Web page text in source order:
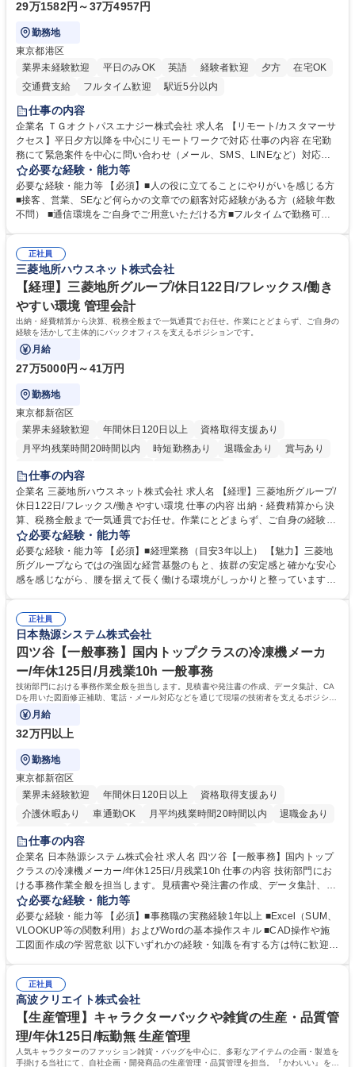
29万1582円～37万4957円
勤務地
東京都港区
業界未経験歓迎
平日のみOK 英語 経験者歓迎 夕方
在宅OK
交通費支給
フルタイム歓迎 駅近5分以内
仕事の内容
企業名 ＴＧオクトパスエナジー株式会社 求人名 【リモート/カスタマーサ
クセス】平日夕方以降を中心にリモートワークで対応 仕事の内容 在宅勤
務にて緊急案件を中心に問い合わせ（メール、SMS、LINEなど）対応、
契約開始手続き処理などを行なっていただきます。カスタマーサクセス
（Digiops：デジオプス）と運用構築の業務となります。 ■お問い合わせ
対応業務全般（システム入力、契約手続き含む） ■デジタルコミュニケー
ションツール（メール、SMS、LINE等）を使用 ■お客様のニーズに応じた
添ってサービス提供できることが魅力 募集職種 【リモート/カスタマーサ
クセス】平日夕方以降を中心にリモートワークで対応
必要な経験・能力等
必要な経験・能力等 【必須】■人の役に立てることにやりがいを感じる方
■接客、営業、SEなど何らかの文章での顧客対応経験がある方（経験年数
不問） ■通信環境をご自身でご用意いただける方■フルタイムで勤務可能
境に貢献したい■改善提案や改善アクション等新しいことに意欲がある方
【英語（語学力）】■翻訳ツールを用い英語でコミュニケーションをとる
ことに抵抗がない方■英語は話せなくても問題はありませんが、英語が話
せますと、よりチャンスが広がります。※日本語がネイティブレベル必須
学歴・資格 学歴：大学院 大学 高専 短大 専修学校 高校 語学力： 資格：
正社員
三菱地所ハウスネット株式会社
【経理】三菱地所グループ/休日122日/フレックス/働き
やすい環境 管理会計
出納・経費精算から決算、税務全般まで一気通貫でお任せ。作業にとどまらず、ご自身の
経験を活かして主体的にバックオフィスを支えるポジションです。
月給
27万5000円～41万円
勤務地
東京都新宿区
業界未経験歓迎
年間休日120日以上
資格取得支援あり
月平均残業時間20時間以内
時短勤務あり 退職金あり
賞与あり
完全週休2日制
仕事の内容
企業名 三菱地所ハウスネット株式会社 求人名 【経理】三菱地所グループ/
休日122日/フレックス/働きやすい環境 仕事の内容 出納・経費精算から決
算、税務全般まで一気通貫でお任せ。作業にとどまらず、ご自身の経験を
活かして主体的にバックオフィスを支えるポジションです。 経理業務全般
をお任せします。 ■出納業務（日々の入出金、経費精算業務） ■管理会
計・税務（月次実績資料作成、四半期決算、税務全般など） 募集職種
【経理】三菱地所グループ/休日122日/フレックス/働きやすい環境
必要な経験・能力等
必要な経験・能力等 【必須】■経理業務（目安3年以上） 【魅力】三菱地
所グループならではの強固な経営基盤のもと、抜群の安定感と確かな安心
感を感じながら、腰を据えて長く働ける環境がしっかりと整っています。
暇の取得はもちろん、日々のプライベートの時間も十分に確保できるよ
う、職場環境が整備されています。 「これまでの経理経験を活かしつつ、
仕事も私生活も両立させたい」という方におすすめです。 学歴・資格 学
歴：大学院 大学 高専 短大 専修学校 高校 語学力： 資格：日商簿記検定3
級
正社員
日本熱源システム株式会社
四ツ谷【一般事務】国内トップクラスの冷凍機メーカ
ー/年休125日/月残業10h 一般事務
技術部門における事務作業全般を担当します。見積書や発注書の作成、データ集計、CA
Dを用いた図面修正補助、電話・メール対応などを通じて現場の技術者を支えるポジショ
ンです。
月給
32万円以上
勤務地
東京都新宿区
業界未経験歓迎
年間休日120日以上
資格取得支援あり
介護休暇あり
車通勤OK 月平均残業時間20時間以内
退職金あり
賞与あり
交通費支給
仕事の内容
企業名 日本熱源システム株式会社 求人名 四ツ谷【一般事務】国内トップ
クラスの冷凍機メーカー/年休125日/月残業10h 仕事の内容 技術部門にお
ける事務作業全般を担当します。見積書や発注書の作成、データ集計、C
ADを用いた図面修正補助、電話・メール対応などを通じて現場の技術者
を支えるポジションです。 【仕事内容】■資料の整理、作成、ファイリン
グ、受発注等のデータ入力 ■工事見積書や発注書など案件に関する書面の
作成および管理■Excel関数を用いたデータ集計および管理■CAD操作によ
中で少しずつ身につけられますので、専門知識を持たない方でも安心して
ご応募いただけます。 募集職種 四ツ谷【一般事務】国内トップクラスの
冷凍機メーカー/年休125日/月残業10h
必要な経験・能力等
必要な経験・能力等 【必須】■事務職の実務経験1年以上 ■Excel（SUM、
VLOOKUP等の関数利用）およびWordの基本操作スキル ■CAD操作や施
工図面作成の学習意欲 以下いずれかの経験・知識を有する方は特に歓迎し
を使用しますが既存フォーマットへの入力・修正が中心です。一から関数
を組むことはありませんのでご安心ください。 学歴・資格 学歴：大学院
大学 高専 短大 専修学校 高校 語学力： 資格：第一種運転免許普通自動車
正社員
高波クリエイト株式会社
【生産管理】キャラクターバックや雑貨の生産・品質管
理/年休125日/転勤無 生産管理
人気キャラクターのファッション雑貨・バッグを中心に、多彩なアイテムの企画・製造を
手掛ける当社にて、自社企画・開発商品の生産管理・品質管理を担当。『かわいい』を届